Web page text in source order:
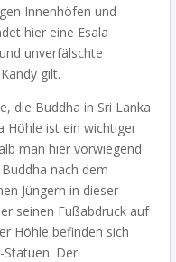
Innenhöfen und
hier eine Esala
unverfälschte
gilt.
die Buddha in Sri Lanka
Höhle ist ein wichtiger
man hier vorwiegend
nach dem
Jüngern in dieser
seinen Fußabdruck auf
Höhle befinden sich
Statuen. Der